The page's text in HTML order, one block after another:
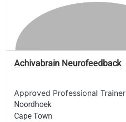
Achivabrain Neurofeedback
Approved Professional Trainer
Noordhoek
Cape Town